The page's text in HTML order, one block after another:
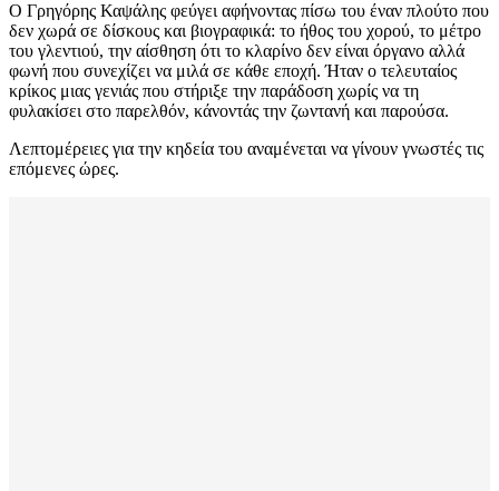
Ο Γρηγόρης Καψάλης φεύγει αφήνοντας πίσω του έναν πλούτο που
δεν χωρά σε δίσκους και βιογραφικά: το ήθος του χορού, το μέτρο
του γλεντιού, την αίσθηση ότι το κλαρίνο δεν είναι όργανο αλλά
φωνή που συνεχίζει να μιλά σε κάθε εποχή. Ήταν ο τελευταίος
κρίκος μιας γενιάς που στήριξε την παράδοση χωρίς να τη
φυλακίσει στο παρελθόν, κάνοντάς την ζωντανή και παρούσα.
Λεπτομέρειες για την κηδεία του αναμένεται να γίνουν γνωστές τις
επόμενες ώρες.